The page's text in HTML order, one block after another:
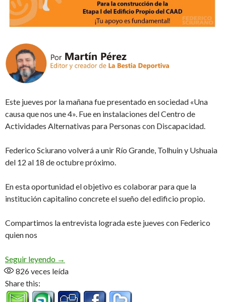
Este jueves por la mañana fue presentado en sociedad «Una
causa que nos une 4». Fue en instalaciones del Centro de
Actividades Alternativas para Personas con Discapacidad.
Federico Sciurano volverá a unir Río Grande, Tolhuin y Ushuaia
del 12 al 18 de octubre próximo.
En esta oportunidad el objetivo es colaborar para que la
institución capitalino concrete el sueño del edificio propio.
Compartimos la entrevista lograda este jueves con Federico
quien nos
Seguir leyendo «Fede» una vez más por el CAAD (Audio)
→
826veces leída
Share this: